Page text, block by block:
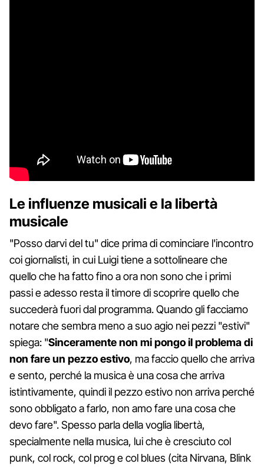
Le influenze musicali e la libertà
musicale
"Posso darvi del tu" dice prima di cominciare l'incontro
coi giornalisti, in cui Luigi tiene a sottolineare che
quello che ha fatto fino a ora non sono che i primi
passi e adesso resta il timore di scoprire quello che
succederà fuori dal programma. Quando gli facciamo
notare che sembra meno a suo agio nei pezzi "estivi"
spiega: "Sinceramente non mi pongo il problema di
non fare un pezzo estivo, ma faccio quello che arriva
e sento, perché la musica è una cosa che arriva
istintivamente, quindi il pezzo estivo non arriva perché
sono obbligato a farlo, non amo fare una cosa che
devo fare". Spesso parla della voglia libertà,
specialmente nella musica, lui che è cresciuto col
punk, col rock, col prog e col blues (cita Nirvana, Blink